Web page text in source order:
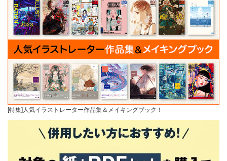
[特集]人気イラストレーター作品集＆メイキングブック！